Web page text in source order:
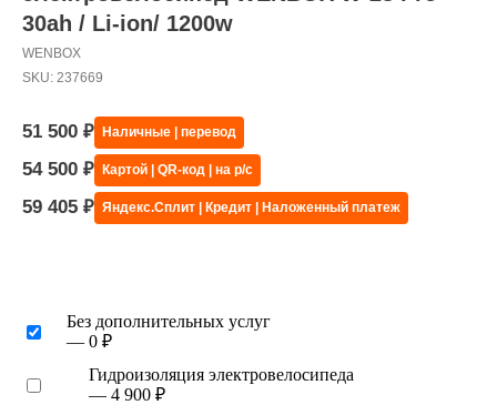
30ah / Li-ion/ 1200w
WENBOX
SKU: 237669
51 500 ₽ Наличные | перевод
54 500 ₽ Картой | QR-код | на р/с
59 405 ₽ Яндекс.Сплит | Кредит | Наложенный платеж
Без дополнительных услуг
— 0 ₽
Гидроизоляция электровелосипеда
— 4 900 ₽